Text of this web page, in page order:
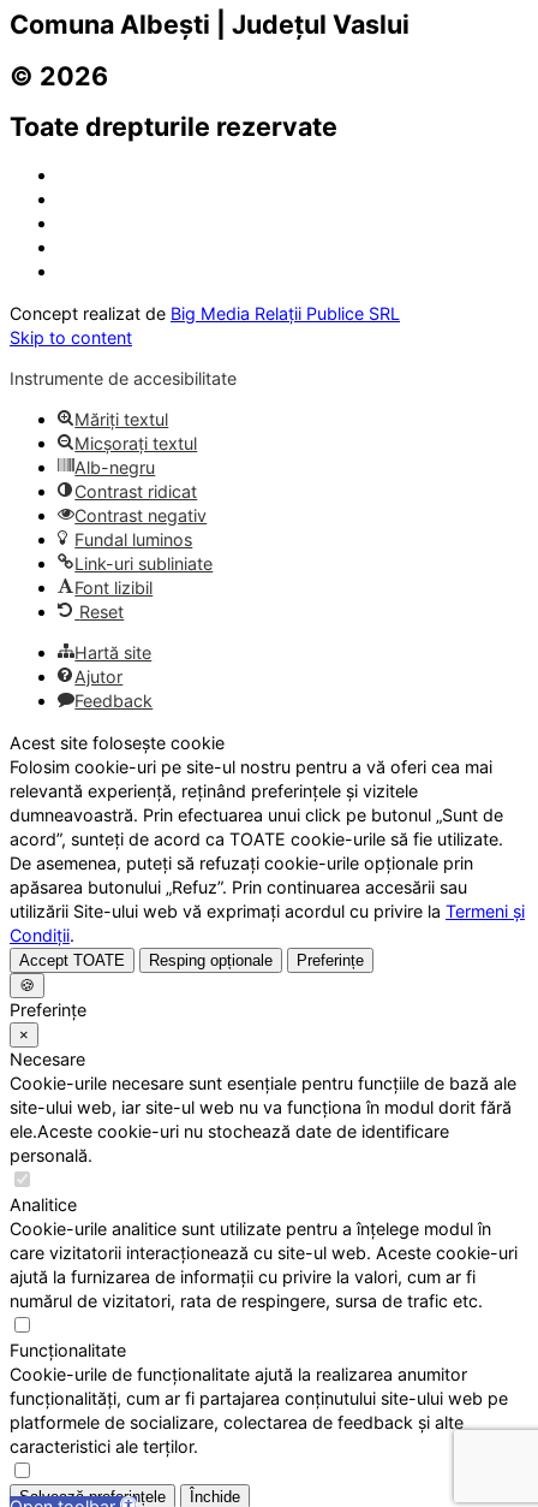
Comuna Albești | Județul Vaslui
© 2026
Toate drepturile rezervate
Concept realizat de Big Media Relații Publice SRL
Skip to content
Instrumente de accesibilitate
Măriți textul
Micșorați textul
Alb-negru
Contrast ridicat
Contrast negativ
Fundal luminos
Link-uri subliniate
Font lizibil
Reset
Hartă site
Ajutor
Feedback
Acest site folosește cookie
Folosim cookie-uri pe site-ul nostru pentru a vă oferi cea mai
relevantă experiență, reținând preferințele și vizitele
dumneavoastră. Prin efectuarea unui click pe butonul „Sunt de
acord”, sunteți de acord ca TOATE cookie-urile să fie utilizate.
De asemenea, puteți să refuzați cookie-urile opționale prin
apăsarea butonului „Refuz”. Prin continuarea accesării sau
utilizării Site-ului web vă exprimați acordul cu privire la Termeni și
Condiții.
Accept TOATE Resping opționale
Preferințe
🍪
Preferințe
×
Necesare
Cookie-urile necesare sunt esențiale pentru funcțiile de bază ale
site-ului web, iar site-ul web nu va funcționa în modul dorit fără
ele.Aceste cookie-uri nu stochează date de identificare
personală.
Analitice
Cookie-urile analitice sunt utilizate pentru a înțelege modul în
care vizitatorii interacționează cu site-ul web. Aceste cookie-uri
ajută la furnizarea de informații cu privire la valori, cum ar fi
numărul de vizitatori, rata de respingere, sursa de trafic etc.
Funcționalitate
Cookie-urile de funcționalitate ajută la realizarea anumitor
funcționalități, cum ar fi partajarea conținutului site-ului web pe
platformele de socializare, colectarea de feedback și alte
caracteristici ale terților.
Salvează preferințele Închide